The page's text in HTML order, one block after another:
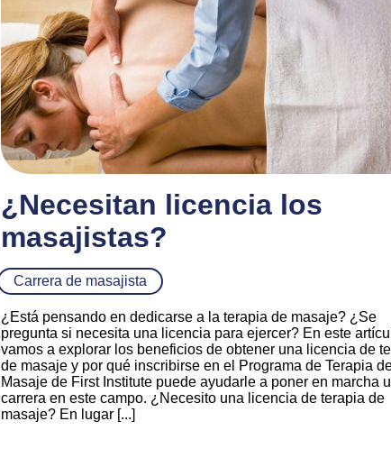
¿Necesitan licencia los
masajistas?
Carrera de masajista
¿Está pensando en dedicarse a la terapia de masaje? ¿Se
pregunta si necesita una licencia para ejercer? En este
vamos a explorar los beneficios de obtener una licencia de
de masaje y por qué inscribirse en el Programa de Terapia
Masaje de First Institute puede ayudarle a poner en marcha
carrera en este campo. ¿Necesito una licencia de terapia de
masaje? En lugar [...]